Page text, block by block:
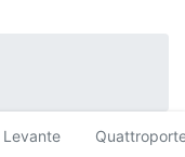
Levante